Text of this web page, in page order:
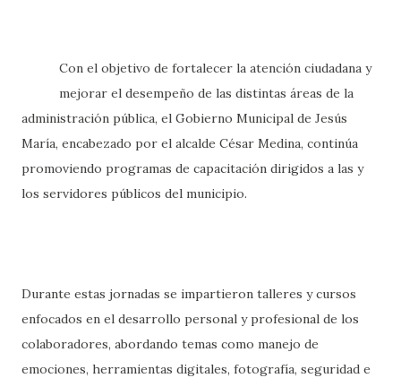
Con el objetivo de fortalecer la atención ciudadana y
mejorar el desempeño de las distintas áreas de la
administración pública, el Gobierno Municipal de Jesús
María, encabezado por el alcalde César Medina, continúa
promoviendo programas de capacitación dirigidos a las y
los servidores públicos del municipio.
Durante estas jornadas se impartieron talleres y cursos
enfocados en el desarrollo personal y profesional de los
colaboradores, abordando temas como manejo de
emociones, herramientas digitales, fotografía, seguridad e